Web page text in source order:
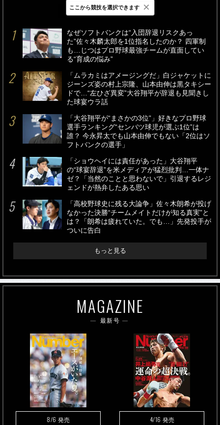
最新 24時間 週間
なぜソフトバンクは“入団辞退リスクあっ
た”佐々木麟太郎を1位指名したのか？ 四軍制
も…じつはプロ野球最強チームが直面してい
る“育成の悩み”
「ムラカミはアメージングだ」白ジャケットに
ジーンズ姿の村上宗隆、山本由伸は黒タキシー
ドで…“左ひざ異変”大谷翔平が辞退も見聞きし
た球宴ウラ話
「大谷翔平が“まさかの3位”」好きなプロ野球
選手ランキング“センバツ球児が選ぶ1位”は
誰？ 今永昇太でも山本由伸でもない「2位はソ
フトバンクの選手」
「ショウヘイには責任があった」大谷翔平
の“球宴辞退”を米メディアが猛烈批判…一体ナ
ゼ？「当然のことと思わないで」引退するレジ
ェンドが熱弁したある思い
「高校野球史に残る大論争」佐々木朗希が投げ
なかった決勝“チームメイトだけが知る真実”と
は？「朗希は疲れていた。でも…」先発投手が
ついに告白
もっと見る
MAGAZINE
最新号
8/6 発売 4/16 発売
ここから競技を選択できます ×